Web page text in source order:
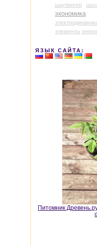
шаубергер
экономика
элементы
ЯЗЫК САЙТА:
Питомник